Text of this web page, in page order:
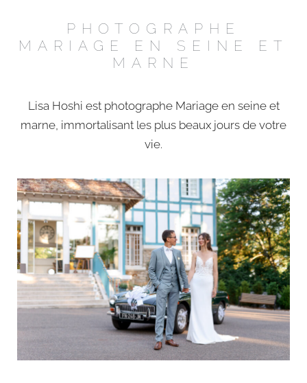
PHOTOGRAPHE
MARIAGE EN SEINE ET
MARNE
Lisa Hoshi est photographe Mariage en seine et
marne, immortalisant les plus beaux jours de votre
vie.